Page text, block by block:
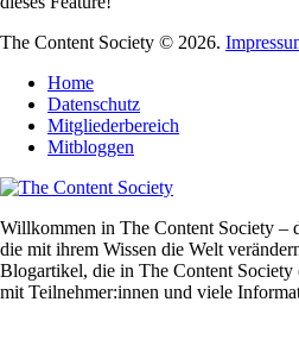
The Content Society © 2026.
Home
Datenschutz
Mitgliederbereich
Mitbloggen
Willkommen in The Content Society –
die mit ihrem Wissen die Welt
Blogartikel, die in The Content Society
mit Teilnehmer:innen und viele